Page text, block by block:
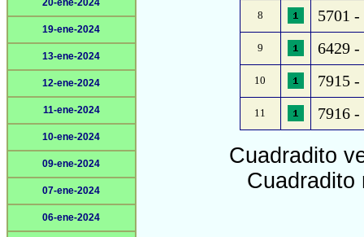
20-ene-2024
19-ene-2024
13-ene-2024
12-ene-2024
11-ene-2024
10-ene-2024
09-ene-2024
07-ene-2024
06-ene-2024
8 5701
9 6429 -
10 7915
11 7916
Cuadradito
Cuadradito